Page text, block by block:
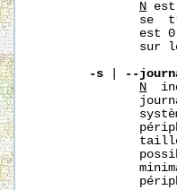
N
se
est
sur
-s
--
N